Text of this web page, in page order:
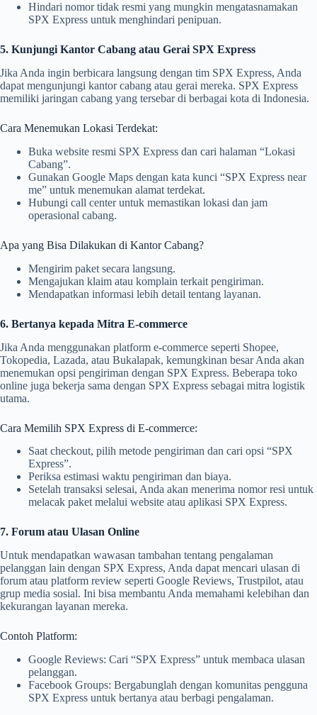
Hindari nomor tidak resmi yang mungkin mengatasnamakan
SPX Express untuk menghindari penipuan.
5. Kunjungi Kantor Cabang atau Gerai SPX Express
Jika Anda ingin berbicara langsung dengan tim SPX Express, Anda
dapat mengunjungi kantor cabang atau gerai mereka. SPX Express
memiliki jaringan cabang yang tersebar di berbagai kota di Indonesia.
Cara Menemukan Lokasi Terdekat:
Buka website resmi SPX Express dan cari halaman “Lokasi
Cabang”.
Gunakan Google Maps dengan kata kunci “SPX Express near
me” untuk menemukan alamat terdekat.
Hubungi call center untuk memastikan lokasi dan jam
operasional cabang.
Apa yang Bisa Dilakukan di Kantor Cabang?
Mengirim paket secara langsung.
Mengajukan klaim atau komplain terkait pengiriman.
Mendapatkan informasi lebih detail tentang layanan.
6. Bertanya kepada Mitra E-commerce
Jika Anda menggunakan platform e-commerce seperti Shopee,
Tokopedia, Lazada, atau Bukalapak, kemungkinan besar Anda akan
menemukan opsi pengiriman dengan SPX Express. Beberapa toko
online juga bekerja sama dengan SPX Express sebagai mitra logistik
utama.
Cara Memilih SPX Express di E-commerce:
Saat checkout, pilih metode pengiriman dan cari opsi “SPX
Express”.
Periksa estimasi waktu pengiriman dan biaya.
Setelah transaksi selesai, Anda akan menerima nomor resi untuk
melacak paket melalui website atau aplikasi SPX Express.
7. Forum atau Ulasan Online
Untuk mendapatkan wawasan tambahan tentang pengalaman
pelanggan lain dengan SPX Express, Anda dapat mencari ulasan di
forum atau platform review seperti Google Reviews, Trustpilot, atau
grup media sosial. Ini bisa membantu Anda memahami kelebihan dan
kekurangan layanan mereka.
Contoh Platform:
Google Reviews: Cari “SPX Express” untuk membaca ulasan
pelanggan.
Facebook Groups: Bergabunglah dengan komunitas pengguna
SPX Express untuk bertanya atau berbagi pengalaman.